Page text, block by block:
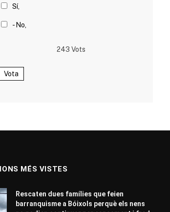
Sí,
- No,
243 Vots
Vota
MÉS VISTES
Rescaten dues famílies que feien
barranquisme a Bóixols perquè els nens